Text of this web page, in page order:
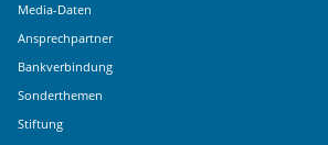
Media-Daten
Ansprechpartner
Bankverbindung
Sonderthemen
Stiftung